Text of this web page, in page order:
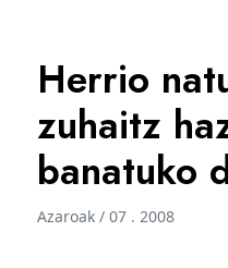
Herrio
zuhaitz
banatuko
Azaroak / 07 . 2008